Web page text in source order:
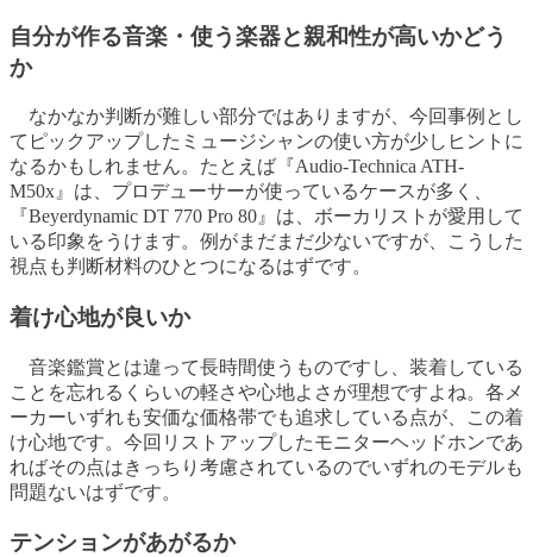
自分が作る音楽・使う楽器と親和性が高いかどう
か
なかなか判断が難しい部分ではありますが、今回事例とし
てピックアップしたミュージシャンの使い方が少しヒントに
なるかもしれません。たとえば『Audio-Technica ATH-
M50x』は、プロデューサーが使っているケースが多く、
『Beyerdynamic DT 770 Pro 80』は、ボーカリストが愛用して
いる印象をうけます。例がまだまだ少ないですが、こうした
視点も判断材料のひとつになるはずです。
着け心地が良いか
音楽鑑賞とは違って長時間使うものですし、装着している
ことを忘れるくらいの軽さや心地よさが理想ですよね。各メ
ーカーいずれも安価な価格帯でも追求している点が、この着
け心地です。今回リストアップしたモニターヘッドホンであ
ればその点はきっちり考慮されているのでいずれのモデルも
問題ないはずです。
テンションがあがるか